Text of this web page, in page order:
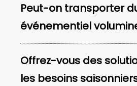
Peut-on transporter
événementiel
Offrez-vous des
les besoins